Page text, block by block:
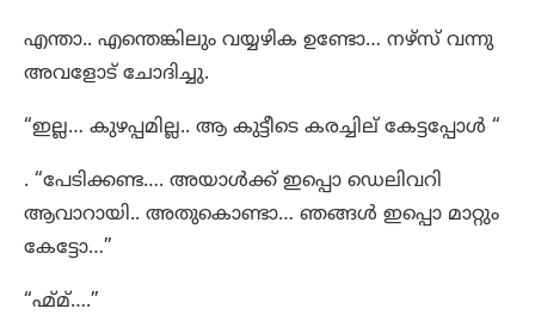
എന്താ.. എന്തെങ്കിലും വയ്യഴിക ഉണ്ടോ… നഴ്സ് വന്നു
അവളോട് ചോദിച്ചു.
“ഇല്ല… കുഴപ്പമില്ല.. ആ കുട്ടീടെ കരച്ചില് കേട്ടപ്പോൾ “
. “പേടിക്കണ്ട…. അയാൾക്ക് ഇപ്പൊ ഡെലിവറി
ആവാറായി.. അതുകൊണ്ടാ… ഞങ്ങൾ ഇപ്പൊ മാറ്റും
കേട്ടോ…”
“ഹ്മ്മ്….”